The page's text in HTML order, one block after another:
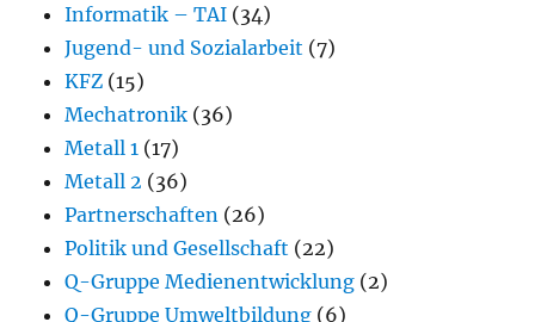
Informatik – TAI (34)
Jugend- und Sozialarbeit (7)
KFZ (15)
Mechatronik (36)
Metall 1 (17)
Metall 2 (36)
Partnerschaften (26)
Politik und Gesellschaft (22)
Q-Gruppe Medienentwicklung (2)
Q-Gruppe Umweltbildung (6)